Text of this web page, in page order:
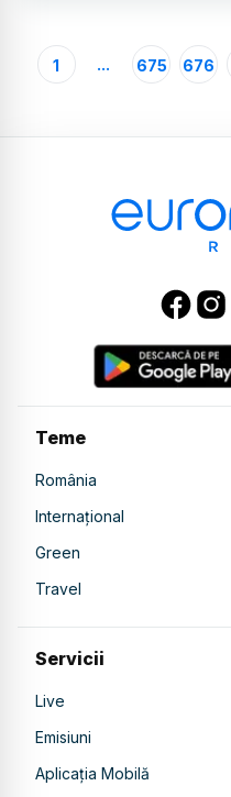
1 ... 675 676
Teme
România
Internațional
Green
Travel
Servicii
Live
Emisiuni
Aplicația Mobilă